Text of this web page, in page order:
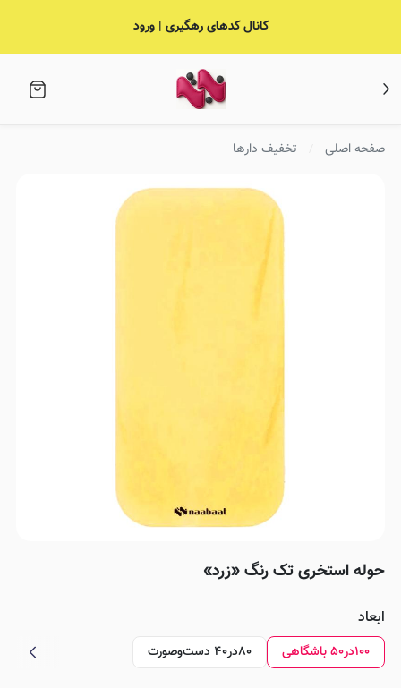
کانال کدهای رهگیری | ورود
صفحه اصلی تخفیف دارها
حوله استخری تک رنگ «زرد»
ابعاد
۱۰۰در۵۰ باشگاهی ۸۰در۴۰ دست‌وصورت